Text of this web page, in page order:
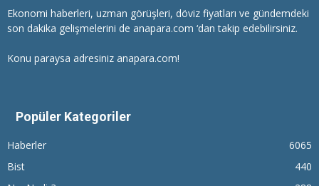
Ekonomi haberleri, uzman görüşleri, döviz fiyatları ve gündemdeki
son dakika gelişmelerini de anapara.com ‘dan takip edebilirsiniz.
Konu paraysa adresiniz anapara.com!
Popüler Kategoriler
Haberler
6065
Bist
440